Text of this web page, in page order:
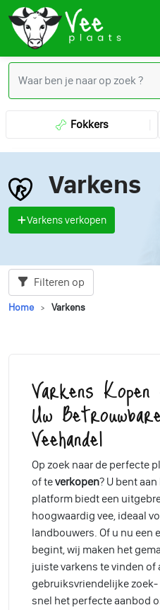
Fokkers
Varkens
Varkens verkopen
Filteren op
Home Varkens
Varkens
Uw
Veehandel
Op zoek naar de perfecte
of teverkopen? U bent
platform biedt een
hoogwaardig vee, ideaal
landbouwers. Of u nu een
begint, wij maken het
juiste varkens te vinden of
gebruiksvriendelijke
snel het perfecte aanbod